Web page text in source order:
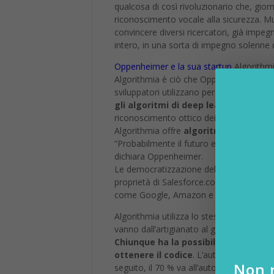
qualcosa di così rivoluzionario che,
riconoscimento vocale alla sicurezza.
convincere diversi ricercatori, già
intero, in una sorta di impegno
Oppenheimer e la sua startup
Algorithmia è ciò che Oppenheimer
sviluppatori utilizzano per migliorare i
gli algoritmi di deep learning
, in
riconoscimento ottico dei caratteri. A
Algorithmia offre algoritmi
“Probabilmente il futuro era già stato
dichiara Oppenheimer.
Le democratizzazione dell’AI fa parte
proprietà di Salesforce.com) offrono
come Google, Amazon e Microsoft
Algorithmia utilizza lo stesso modello
vanno dall’artigianato al graphic
Chiunque ha la possibilità di
ottenere il codice. L’autore
seguito, il 70 % va all’autore e ilNon